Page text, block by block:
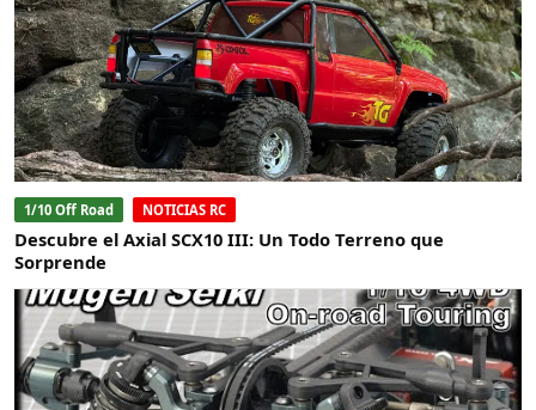
1/10 Off Road NOTICIAS RC
Descubre el Axial SCX10 III: Un Todo Terreno que
Sorprende